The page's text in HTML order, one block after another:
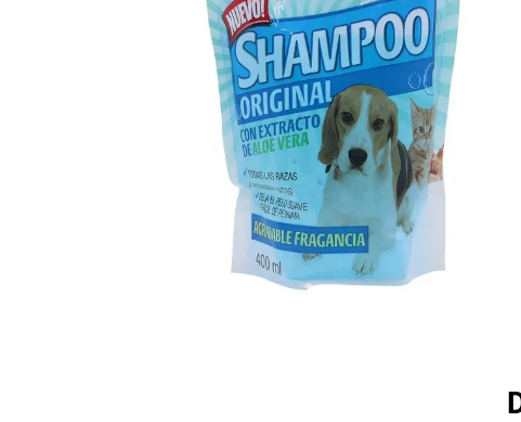
lácteos y refrigerados
Aceite